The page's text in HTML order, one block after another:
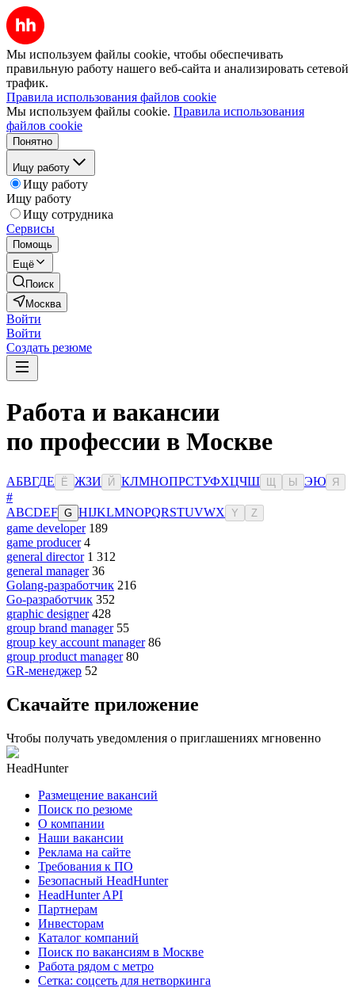
Мы используем файлы cookie, чтобы обеспечивать
правильную работу нашего веб-сайта и анализировать сетевой
трафик.
Правила использования файлов cookie
Мы используем файлы cookie. Правила использования
файлов cookie
Понятно
Ищу работу
Ищу работу
Ищу работу
Ищу сотрудника
Сервисы
Помощь
Ещё
Поиск
Москва
Войти
Войти
Создать резюме
Работа и вакансии
по профессии в Москве
АБВГДЕ Ё ЖЗИ Й КЛМНОПРСТУФХЦЧШ Ы ЭЮ Я
#
ABCDEF G HIJKLMNOPQRSTUVWX Y Z
game developer 189
game producer 4
general director 1 312
general manager 36
Golang-разработчик 216
Go-разработчик 352
graphic designer 428
group brand manager 55
group key account manager 86
group product manager 80
GR-менеджер 52
Скачайте приложение
Чтобы получать уведомления о приглашениях мгновенно
HeadHunter
Размещение вакансий
Поиск по резюме
О компании
Наши вакансии
Реклама на сайте
Требования к ПО
Безопасный HeadHunter
HeadHunter API
Партнерам
Инвесторам
Каталог компаний
Поиск по вакансиям в Москве
Работа рядом с метро
Сетка: соцсеть для нетворкинга